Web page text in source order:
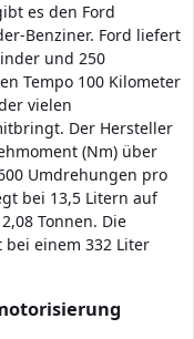
es den Ford
Benziner. Ford liefert
und 250
Tempo 100 Kilometer
vielen
Der Hersteller
(Nm) über
Umdrehungen pro
bei 13,5 Litern auf
Tonnen. Die
einem 332 Liter